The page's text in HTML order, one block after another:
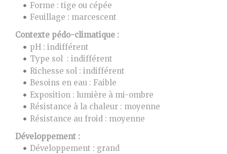
Forme : tige ou cépée
Feuillage : marcescent
Contexte pédo-climatique :
pH : indifférent
Type sol : indifférent
Richesse sol : indifférent
Besoins en eau : Faible
Exposition : lumière à mi-ombre
Résistance à la chaleur : moyenne
Résistance au froid : moyenne
Développement :
Développement : grand